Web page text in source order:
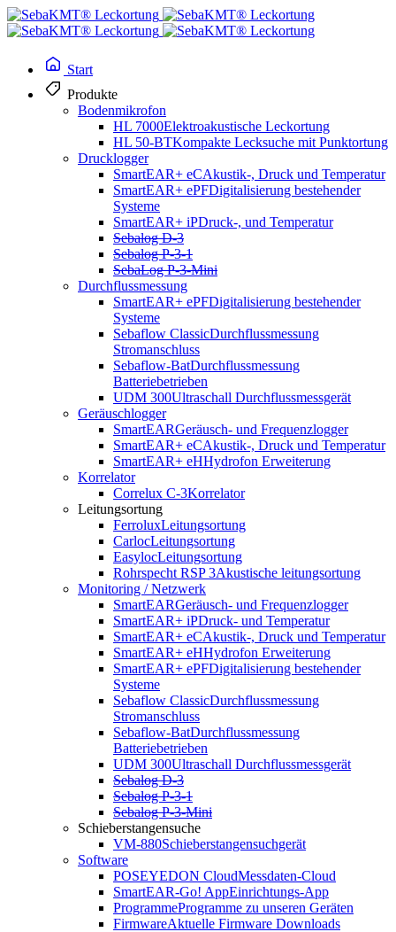
Start
Produkte
Bodenmikrofon
HL 7000Elektroakustische Leckortung
HL 50-BTKompakte Lecksuche mit Punktortung
Drucklogger
SmartEAR+ eCAkustik-, Druck und Temperatur
SmartEAR+ ePFDigitalisierung bestehender
Systeme
SmartEAR+ iPDruck-, und Temperatur
Sebalog D-3
Sebalog P-3-1
SebaLog P-3-Mini
Durchflussmessung
SmartEAR+ ePFDigitalisierung bestehender
Systeme
Sebaflow ClassicDurchflussmessung
Stromanschluss
Sebaflow-BatDurchflussmessung
Batteriebetrieben
UDM 300Ultraschall Durchflussmessgerät
Geräuschlogger
SmartEARGeräusch- und Frequenzlogger
SmartEAR+ eCAkustik-, Druck und Temperatur
SmartEAR+ eHHydrofon Erweiterung
Korrelator
Correlux C-3Korrelator
Leitungsortung
FerroluxLeitungsortung
CarlocLeitungsortung
EasylocLeitungsortung
Rohrspecht RSP 3Akustische leitungsortung
Monitoring / Netzwerk
SmartEARGeräusch- und Frequenzlogger
SmartEAR+ iPDruck- und Temperatur
SmartEAR+ eCAkustik-, Druck und Temperatur
SmartEAR+ eHHydrofon Erweiterung
SmartEAR+ ePFDigitalisierung bestehender
Systeme
Sebaflow ClassicDurchflussmessung
Stromanschluss
Sebaflow-BatDurchflussmessung
Batteriebetrieben
UDM 300Ultraschall Durchflussmessgerät
Sebalog D-3
Sebalog P-3-1
Sebalog P-3-Mini
Schieberstangensuche
VM-880Schieberstangensuchgerät
Software
POSEYEDON CloudMessdaten-Cloud
SmartEAR-Go! AppEinrichtungs-App
ProgrammeProgramme zu unseren Geräten
FirmwareAktuelle Firmware Downloads